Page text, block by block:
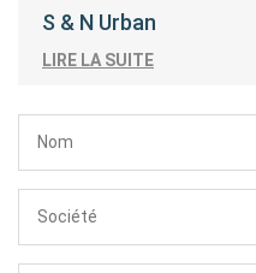
S & N Urban
LIRE LA SUITE